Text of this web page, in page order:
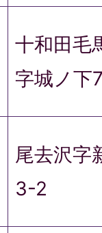
十和田毛
字城ノ下
尾去沢字
3-2